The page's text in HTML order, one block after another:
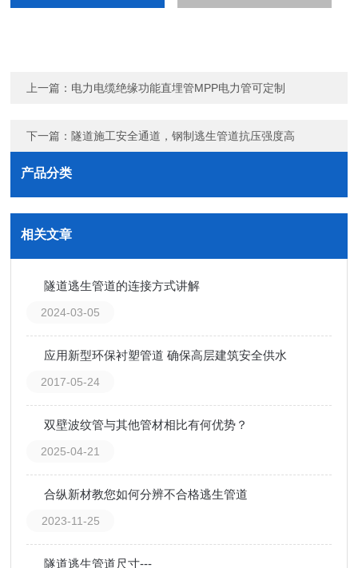
上一篇： 电力电缆绝缘功能直埋管MPP电力管可定制
下一篇： 隧道施工安全通道，钢制逃生管道抗压强度高
产品分类
相关文章
隧道逃生管道的连接方式讲解
2024-03-05
应用新型环保衬塑管道 确保高层建筑安全供水
2017-05-24
双壁波纹管与其他管材相比有何优势？
2025-04-21
合纵新材教您如何分辨不合格逃生管道
2023-11-25
隧道逃生管道尺寸---